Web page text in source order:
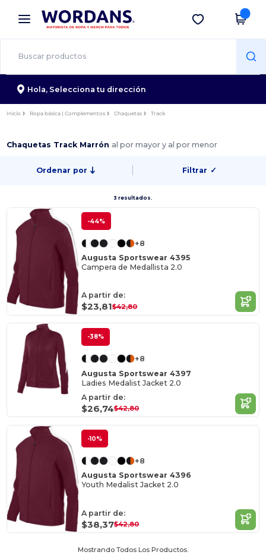
× App de Wordans
¡Mejores precios en app!
Descargar app
Hola, Selecciona tu dirección
Inicio Ropa básica | Complementos Chaquetas Track
Chaquetas Track Marrón al por mayor y al por menor
Ordenar por Filtrar ✓
3 resultados.
-44%
+8
Augusta Sportswear 4395
Campera de Medallista 2.0
A partir de:
$23,81$42,80
-38%
+8
Augusta Sportswear 4397
Ladies Medalist Jacket 2.0
A partir de:
$26,74$42,80
-10%
+8
Augusta Sportswear 4396
Youth Medalist Jacket 2.0
A partir de:
$38,37$42,80
Mostrando Todos Los Productos.